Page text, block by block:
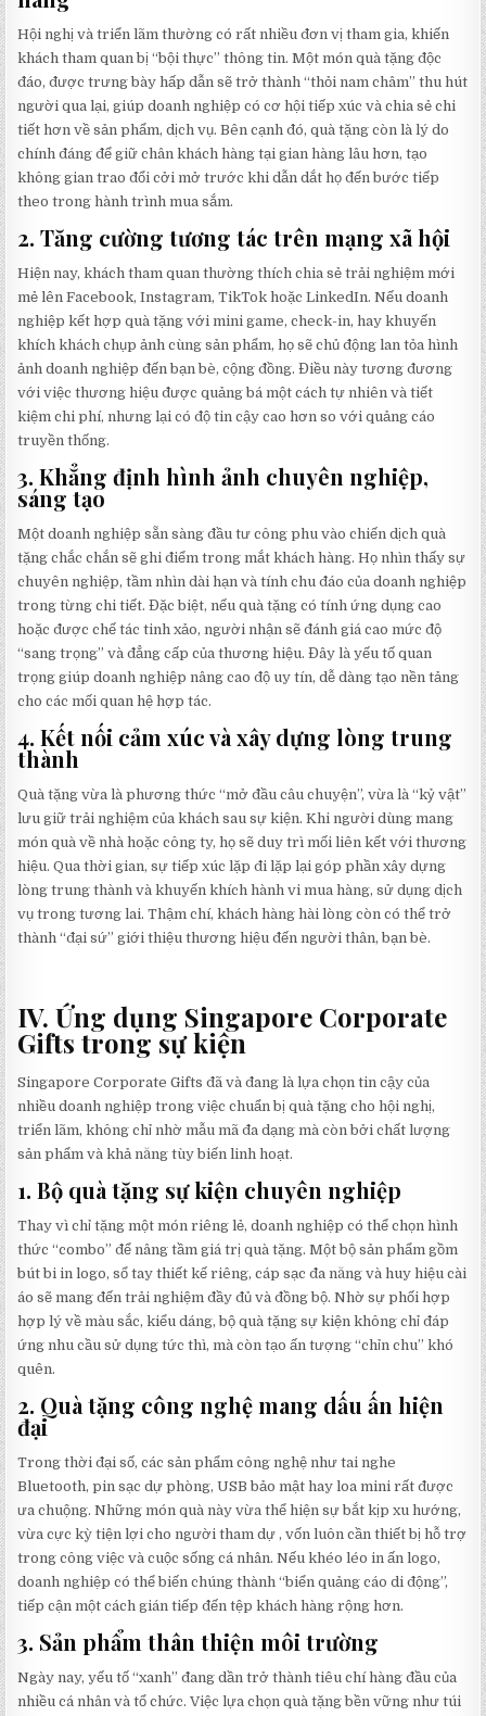
Hội nghị và triển lãm thường có rất nhiều đơn vị tham gia, khiến
khách tham quan bị “bội thực” thông tin. Một món quà tặng độc
đáo, được trưng bày hấp dẫn sẽ trở thành “thỏi nam châm” thu hút
người qua lại, giúp doanh nghiệp có cơ hội tiếp xúc và chia sẻ chi
tiết hơn về sản phẩm, dịch vụ. Bên cạnh đó, quà tặng còn là lý do
chính đáng để giữ chân khách hàng tại gian hàng lâu hơn, tạo
không gian trao đổi cởi mở trước khi dẫn dắt họ đến bước tiếp
theo trong hành trình mua sắm.
2.Tăng cường tương tác trên mạng xã hội
Hiện nay, khách tham quan thường thích chia sẻ trải nghiệm mới
mẻ lên Facebook, Instagram, TikTok hoặc LinkedIn. Nếu doanh
nghiệp kết hợp quà tặng với mini game, check-in, hay khuyến
khích khách chụp ảnh cùng sản phẩm, họ sẽ chủ động lan tỏa hình
ảnh doanh nghiệp đến bạn bè, cộng đồng. Điều này tương đương
với việc thương hiệu được quảng bá một cách tự nhiên và tiết
kiệm chi phí, nhưng lại có độ tin cậy cao hơn so với quảng cáo
truyền thống.
3.Khẳng định hình ảnh chuyên nghiệp,
sáng tạo
Một doanh nghiệp sẵn sàng đầu tư công phu vào chiến dịch quà
tặng chắc chắn sẽ ghi điểm trong mắt khách hàng. Họ nhìn thấy sự
chuyên nghiệp, tầm nhìn dài hạn và tính chu đáo của doanh nghiệp
trong từng chi tiết. Đặc biệt, nếu quà tặng có tính ứng dụng cao
hoặc được chế tác tinh xảo, người nhận sẽ đánh giá cao mức độ
“sang trọng” và đẳng cấp của thương hiệu. Đây là yếu tố quan
trọng giúp doanh nghiệp nâng cao độ uy tín, dễ dàng tạo nền tảng
cho các mối quan hệ hợp tác.
4.Kết nối cảm xúc và xây dựng lòng trung
thành
Quà tặng vừa là phương thức “mở đầu câu chuyện”, vừa là “kỷ vật”
lưu giữ trải nghiệm của khách sau sự kiện. Khi người dùng mang
món quà về nhà hoặc công ty, họ sẽ duy trì mối liên kết với thương
hiệu. Qua thời gian, sự tiếp xúc lặp đi lặp lại góp phần xây dựng
lòng trung thành và khuyến khích hành vi mua hàng, sử dụng dịch
vụ trong tương lai. Thậm chí, khách hàng hài lòng còn có thể trở
thành “đại sứ” giới thiệu thương hiệu đến người thân, bạn bè.
IV. Ứng dụng Singapore Corporate
Gifts trong sự kiện
Singapore Corporate Gifts đã và đang là lựa chọn tin cậy của
nhiều doanh nghiệp trong việc chuẩn bị quà tặng cho hội nghị,
triển lãm, không chỉ nhờ mẫu mã đa dạng mà còn bởi chất lượng
sản phẩm và khả năng tùy biến linh hoạt.
1.Bộ quà tặng sự kiện chuyên nghiệp
Thay vì chỉ tặng một món riêng lẻ, doanh nghiệp có thể chọn hình
thức “combo” để nâng tầm giá trị quà tặng. Một bộ sản phẩm gồm
bút bi in logo, sổ tay thiết kế riêng, cáp sạc đa năng và huy hiệu cài
áo sẽ mang đến trải nghiệm đầy đủ và đồng bộ. Nhờ sự phối hợp
hợp lý về màu sắc, kiểu dáng, bộ quà tặng sự kiện không chỉ đáp
ứng nhu cầu sử dụng tức thì, mà còn tạo ấn tượng “chỉn chu” khó
quên.
2. Quà tặng công nghệ mang dấu ấn hiện
đại
Trong thời đại số, các sản phẩm công nghệ như tai nghe
Bluetooth, pin sạc dự phòng, USB bảo mật hay loa mini rất được
ưa chuộng. Những món quà này vừa thể hiện sự bắt kịp xu hướng,
vừa cực kỳ tiện lợi cho người tham dự , vốn luôn cần thiết bị hỗ trợ
trong công việc và cuộc sống cá nhân. Nếu khéo léo in ấn logo,
doanh nghiệp có thể biến chúng thành “biển quảng cáo di động”,
tiếp cận một cách gián tiếp đến tệp khách hàng rộng hơn.
3. Sản phẩm thân thiện môi trường
Ngày nay, yếu tố “xanh” đang dần trở thành tiêu chí hàng đầu của
nhiều cá nhân và tổ chức. Việc lựa chọn quà tặng bền vững như túi